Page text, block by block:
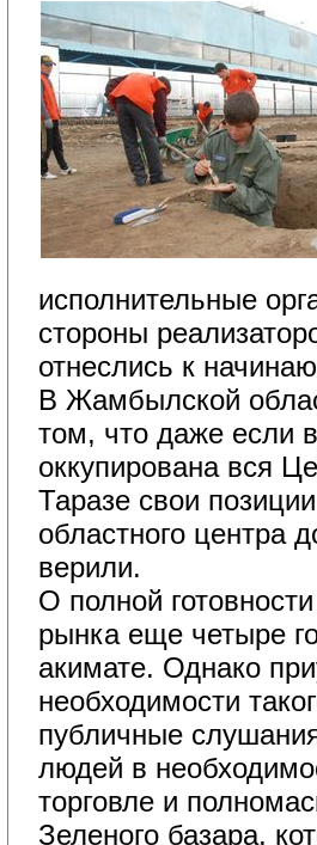
исполнительные
стороны
отнеслись к
В Жамбылской
том, что даже если
оккупирована вся
Таразе свои
областного центра
верили.
О полной
рынка еще четыре
акимате. Однако
необходимости
публичные
людей в
торговле и
Зеленого базара,